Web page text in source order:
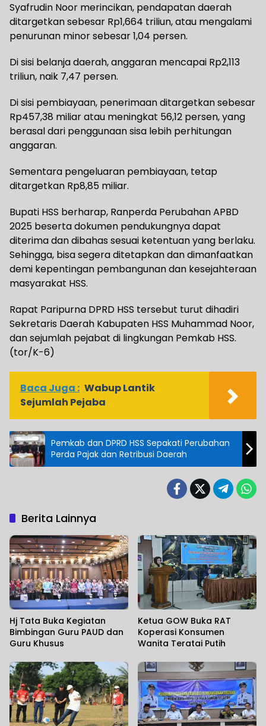
Syafrudin Noor merincikan, pendapatan daerah
ditargetkan sebesar Rp1,664 triliun, atau mengalami
penurunan minor sebesar 1,04 persen.
Di sisi belanja daerah, anggaran mencapai Rp2,113
triliun, naik 7,47 persen.
Di sisi pembiayaan, penerimaan ditargetkan sebesar
Rp457,38 miliar atau meningkat 56,12 persen, yang
berasal dari penggunaan sisa lebih perhitungan
anggaran.
Sementara pengeluaran pembiayaan, tetap
ditargetkan Rp8,85 miliar.
Bupati HSS berharap, Ranperda Perubahan APBD
2025 beserta dokumen pendukungnya dapat
diterima dan dibahas sesuai ketentuan yang berlaku.
Sehingga, bisa segera ditetapkan dan dimanfaatkan
demi kepentingan pembangunan dan kesejahteraan
masyarakat HSS.
Rapat Paripurna DPRD HSS tersebut turut dihadiri
Sekretaris Daerah Kabupaten HSS Muhammad Noor,
dan sejumlah pejabat di lingkungan Pemkab HSS.
(tor/K-6)
Baca Juga : Wabup Lantik
Sejumlah Pejaba
Pemkab dan DPRD HSS Sepakati Perubahan
Perda Pajak dan Retribusi Daerah
Berita Lainnya
Hj Tata Buka Kegiatan
Bimbingan Guru PAUD dan
Guru Khusus
Ketua GOW Buka RAT
Koperasi Konsumen
Wanita Teratai Putih